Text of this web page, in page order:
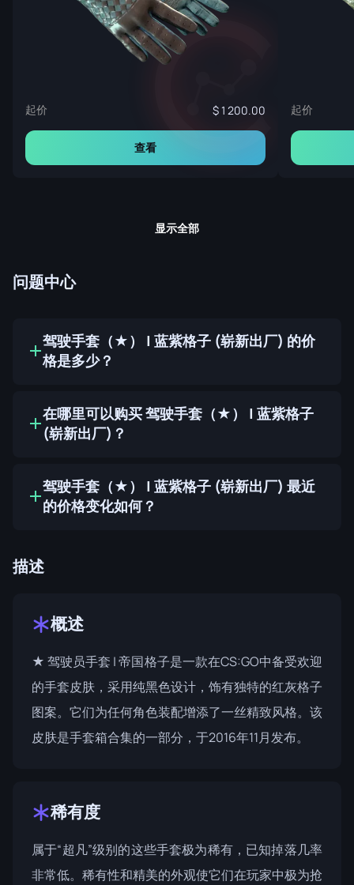
起价 1 200.00
查看
起价
显示全部
问题中心
驾驶手套（★） | 蓝紫格子 (崭新出厂) 的价
格是多少？
在哪里可以购买 驾驶手套（★） | 蓝紫格子
(崭新出厂)？
驾驶手套（★） | 蓝紫格子 (崭新出厂) 最近
的价格变化如何？
描述
概述
★ 驾驶员手套 | 帝国格子是一款在CS:GO中备受欢迎
的手套皮肤，采用纯黑色设计，饰有独特的红灰格子
图案。它们为任何角色装配增添了一丝精致风格。该
皮肤是手套箱合集的一部分，于2016年11月发布。
稀有度
属于“超凡”级别的这些手套极为稀有，已知掉落几率
非常低。稀有性和精美的外观使它们在玩家中极为抢